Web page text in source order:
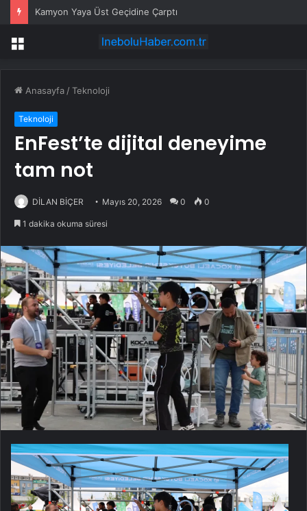
Yaz meyvesinin kilosu 300 liraya fırladı, emekli isyan etti
Menü
Anasayfa /Teknoloji
Teknoloji
EnFest’te dijital deneyime
tam not
DİLAN BİÇER Mayıs 20, 2026 0 0
1 dakika okuma süresi